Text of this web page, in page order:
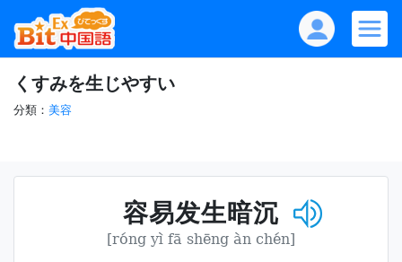
くすみを生じやすい
分類： 美容
容易发生暗沉
[róng yì fā shēng àn chén]